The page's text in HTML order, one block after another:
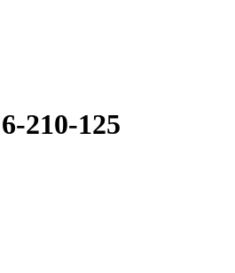
210-125